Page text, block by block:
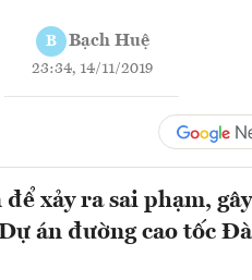
B Bạch Huệ
23:34, 14/11/2019
xảy ra sai phạm,
án đường cao tốc